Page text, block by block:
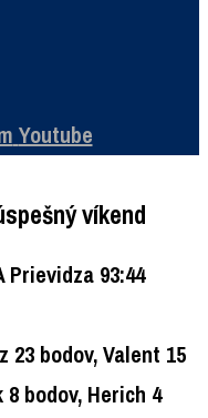
Youtube
víkend
Prievidza 93:44
23 bodov, Valent 15
bodov, Herich 4